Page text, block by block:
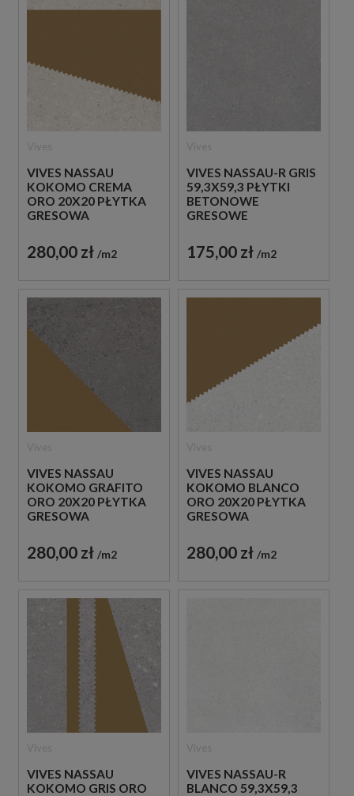
VIVES NASSAU
KOKOMO CREMA
ORO 20X20 PŁYTKA
GRESOWA
280,00 zł m2
VIVES NASSAU-R GRIS
59,3X59,3 PŁYTKI
BETONOWE
GRESOWE
175,00 zł m2
VIVES NASSAU
KOKOMO GRAFITO
ORO 20X20 PŁYTKA
GRESOWA
280,00 zł m2
VIVES NASSAU
KOKOMO BLANCO
ORO 20X20 PŁYTKA
GRESOWA
280,00 zł m2
VIVES NASSAU
KOKOMO GRIS ORO
VIVES NASSAU-R
BLANCO 59,3X59,3